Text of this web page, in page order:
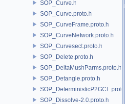
SOP_Curve.h
SOP_Curve.proto.h
SOP_CurveFrame.proto.h
SOP_CurveNetwork.proto.h
SOP_Curvesect.proto.h
SOP_Delete.proto.h
SOP_DeltaMushParms.proto.h
SOP_Detangle.proto.h
SOP_DeterministicP2GCL.proto.h
SOP_Dissolve-2.0.proto.h